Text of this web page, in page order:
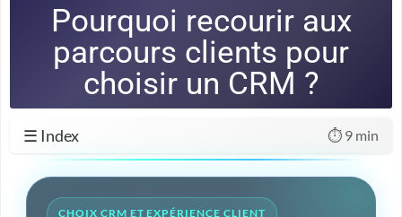
Pourquoi recourir aux
parcours clients pour
choisir un CRM ?
☰ Index ⏱️ 9 min
CHOIX CRM ET EXPÉRIENCE CLIENT